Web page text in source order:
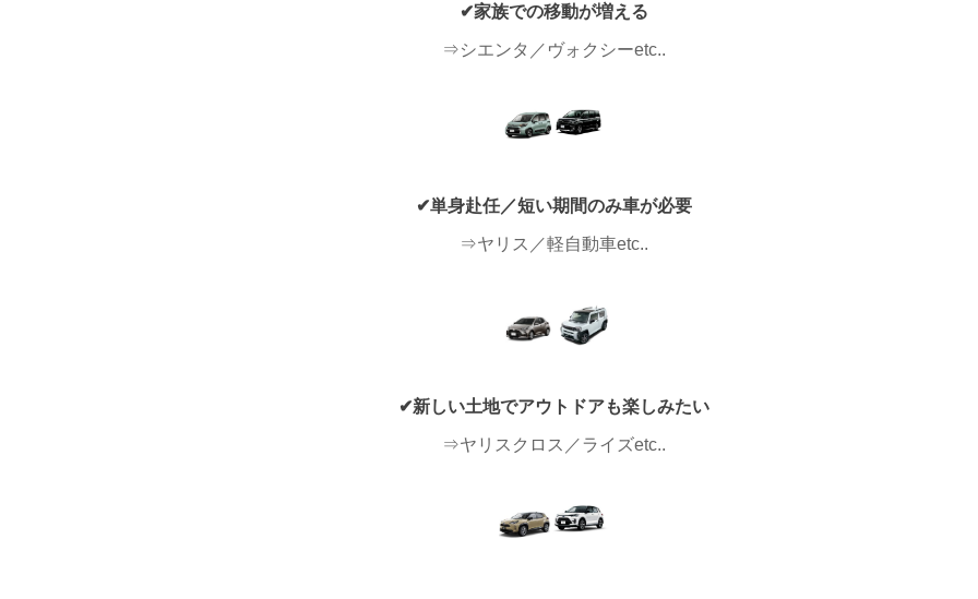
✔家族での移動が増える
⇒シエンタ／ヴォクシーetc..
✔単身赴任／短い期間のみ車が必要
⇒ヤリス／軽自動車etc..
✔新しい土地でアウトドアも楽しみたい
⇒ヤリスクロス／ライズetc..